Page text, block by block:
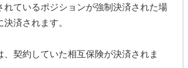
れているポジションが強制決済された場
済されます。
、契約していた相互保険が決済されま